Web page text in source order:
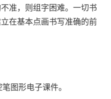
准，则组字困难。一切书
在基本点画书写准确的前
笔图形电子课件。